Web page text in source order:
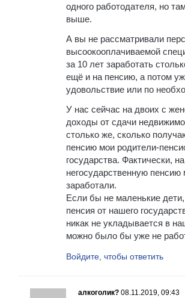
одного работодателя, но
выше.
А вы не рассматривали
высоокооплачиваемой
за 10 лет заработать
ещё и на пенсию, а потом
удовольствие или по
У нас сейчас на двоих с
доходы от сдачи
столько же, сколько
пенсию мои родители-
государства. Фактически, на
негосударственную
заработали.
Если бы не маленькие
пенсия от нашего
никак не укладывается в
можно было бы уже не
Войдите, чтобы ответить
алкоголик? 08.11.2019, 09:43